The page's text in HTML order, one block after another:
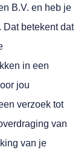
B.V. en heb je
Dat betekent dat
in een
jou
verzoek tot
van
van je